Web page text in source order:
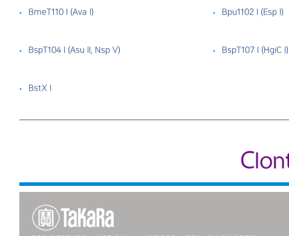
BmeT110 I （Ava I） Bpu1102 I （Esp I）
BspT104 I （Asu II, Nsp V） BspT107 I （HgiC I）
BstX I